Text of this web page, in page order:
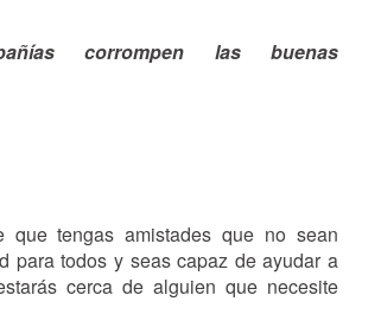
corrompen las buenas
que tengas amistades que no sean
para todos y seas capaz de ayudar a
cerca de alguien que necesite